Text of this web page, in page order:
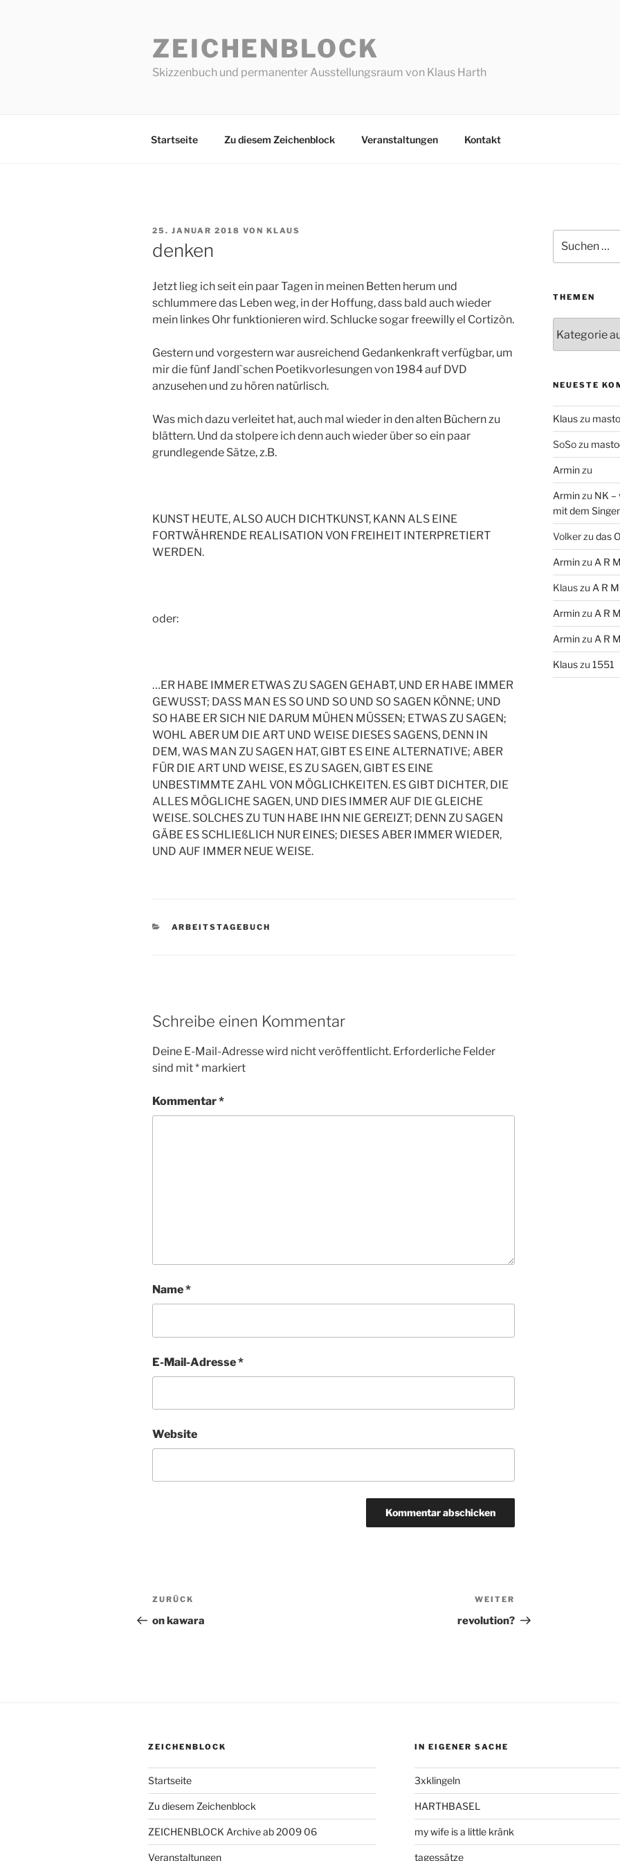
ZEICHENBLOCK
Skizzenbuch und permanenter Ausstellungsraum von Klaus Harth
Startseite Zu diesem Zeichenblock Veranstaltungen Kontakt
VERÖFFENTLICHT
AM
25. JANUAR 2018 VON KLAUS
denken
Jetzt lieg ich seit ein paar Tagen in meinen Betten herum und
schlummere das Leben weg, in der Hoffung, dass bald auch wieder
mein linkes Ohr funktionieren wird. Schlucke sogar freewilly el Cortizòn.
Gestern und vorgestern war ausreichend Gedankenkraft verfügbar, um
mir die fünf Jandl`schen Poetikvorlesungen von 1984 auf DVD
anzusehen und zu hören natürlisch.
Was mich dazu verleitet hat, auch mal wieder in den alten Büchern zu
blättern. Und da stolpere ich denn auch wieder über so ein paar
grundlegende Sätze, z.B.
KUNST HEUTE, ALSO AUCH DICHTKUNST, KANN ALS EINE
FORTWÄHRENDE REALISATION VON FREIHEIT INTERPRETIERT
WERDEN.
oder:
…ER HABE IMMER ETWAS ZU SAGEN GEHABT, UND ER HABE IMMER
GEWUSST; DASS MAN ES SO UND SO UND SO SAGEN KÖNNE; UND
SO HABE ER SICH NIE DARUM MÜHEN MÜSSEN; ETWAS ZU SAGEN;
WOHL ABER UM DIE ART UND WEISE DIESES SAGENS, DENN IN
DEM, WAS MAN ZU SAGEN HAT, GIBT ES EINE ALTERNATIVE; ABER
FÜR DIE ART UND WEISE, ES ZU SAGEN, GIBT ES EINE
UNBESTIMMTE ZAHL VON MÖGLICHKEITEN. ES GIBT DICHTER, DIE
ALLES MÖGLICHE SAGEN, UND DIES IMMER AUF DIE GLEICHE
WEISE. SOLCHES ZU TUN HABE IHN NIE GEREIZT; DENN ZU SAGEN
GÄBE ES SCHLIEßLICH NUR EINES; DIESES ABER IMMER WIEDER,
UND AUF IMMER NEUE WEISE.
KATEGORIEN
ARBEITSTAGEBUCH
Schreibe einen Kommentar
Deine E-Mail-Adresse wird nicht veröffentlicht. Erforderliche Felder
sind mit* markiert
Kommentar*
Name*
E-Mail-Adresse*
Website
Beitragsnavigation
Vorheriger
Beitrag
ZURÜCK
on kawara
Beitrag
WEITER
revolution?
nach:
THEMEN
NEUESTE
Klauszu
SoSozu
Arminzu
Arminzu NK –
mit dem
Volkerzu das
Arminzu A R
Klauszu A R
Arminzu A R
Arminzu A R
Klauszu 1551
ZEICHENBLOCK
Startseite
Zu diesem Zeichenblock
ZEICHENBLOCK Archive ab 2009 06
Veranstaltungen
IN EIGENER SACHE
3xklingeln
HARTHBASEL
my wife is a little kränk
tagessätze